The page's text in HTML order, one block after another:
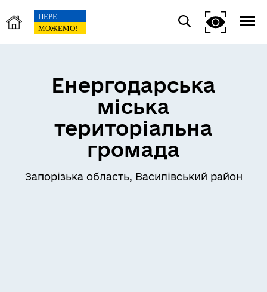
Енергодарська
міська
територіальна
громада
Запорізька область, Василівський район